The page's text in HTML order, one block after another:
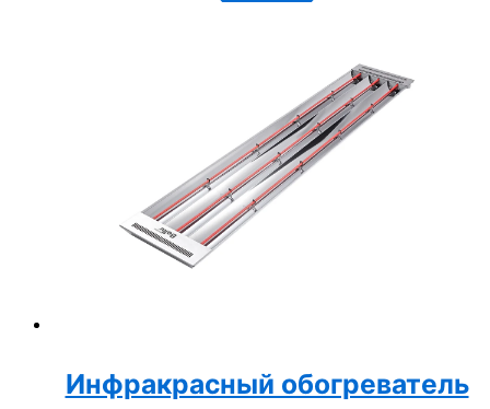
Инфракрасный обогреватель